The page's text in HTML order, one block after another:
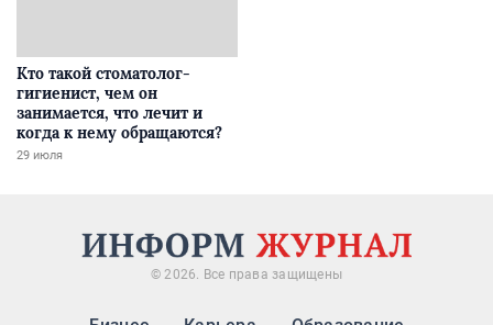
Кто такой стоматолог-
гигиенист, чем он
занимается, что лечит и
когда к нему обращаются?
29 июля
© 2026. Все права защищены